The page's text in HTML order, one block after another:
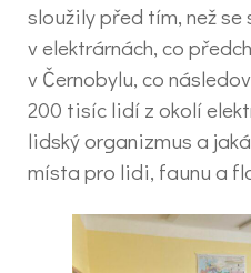
sloužily před tím, než
v elektrárnách, co
v Černobylu, co
200 tisíc lidí z okolí
lidský organizmus a
místa pro lidi, faunu a